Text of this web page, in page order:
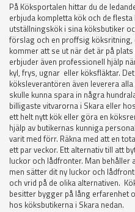
På Köksportalen hittar du de
erbjuda kompletta kök och de
utställningskök i sina köksbutiker
förslag och en proffsig köksritning,
kommer att se ut när det är på
erbjuder även professionell hjälp
kyl, frys, ugnar eller köksfläktar.
köksleverantören även leverera
skulle kunna spara in några
billigaste vitvarorna i Skara eller
ett helt nytt kök eller göra en
hjälp av butikernas kunniga
varit med förr. Räkna med att en
ett par veckor. Ett alternativ till att
luckor och lådfronter. Man
men sätter dit ny luckor och
och vrid på de olika alternativen.
besitter bygger på lång erfarenhet
hos köksbutikerna i Skara nedan.